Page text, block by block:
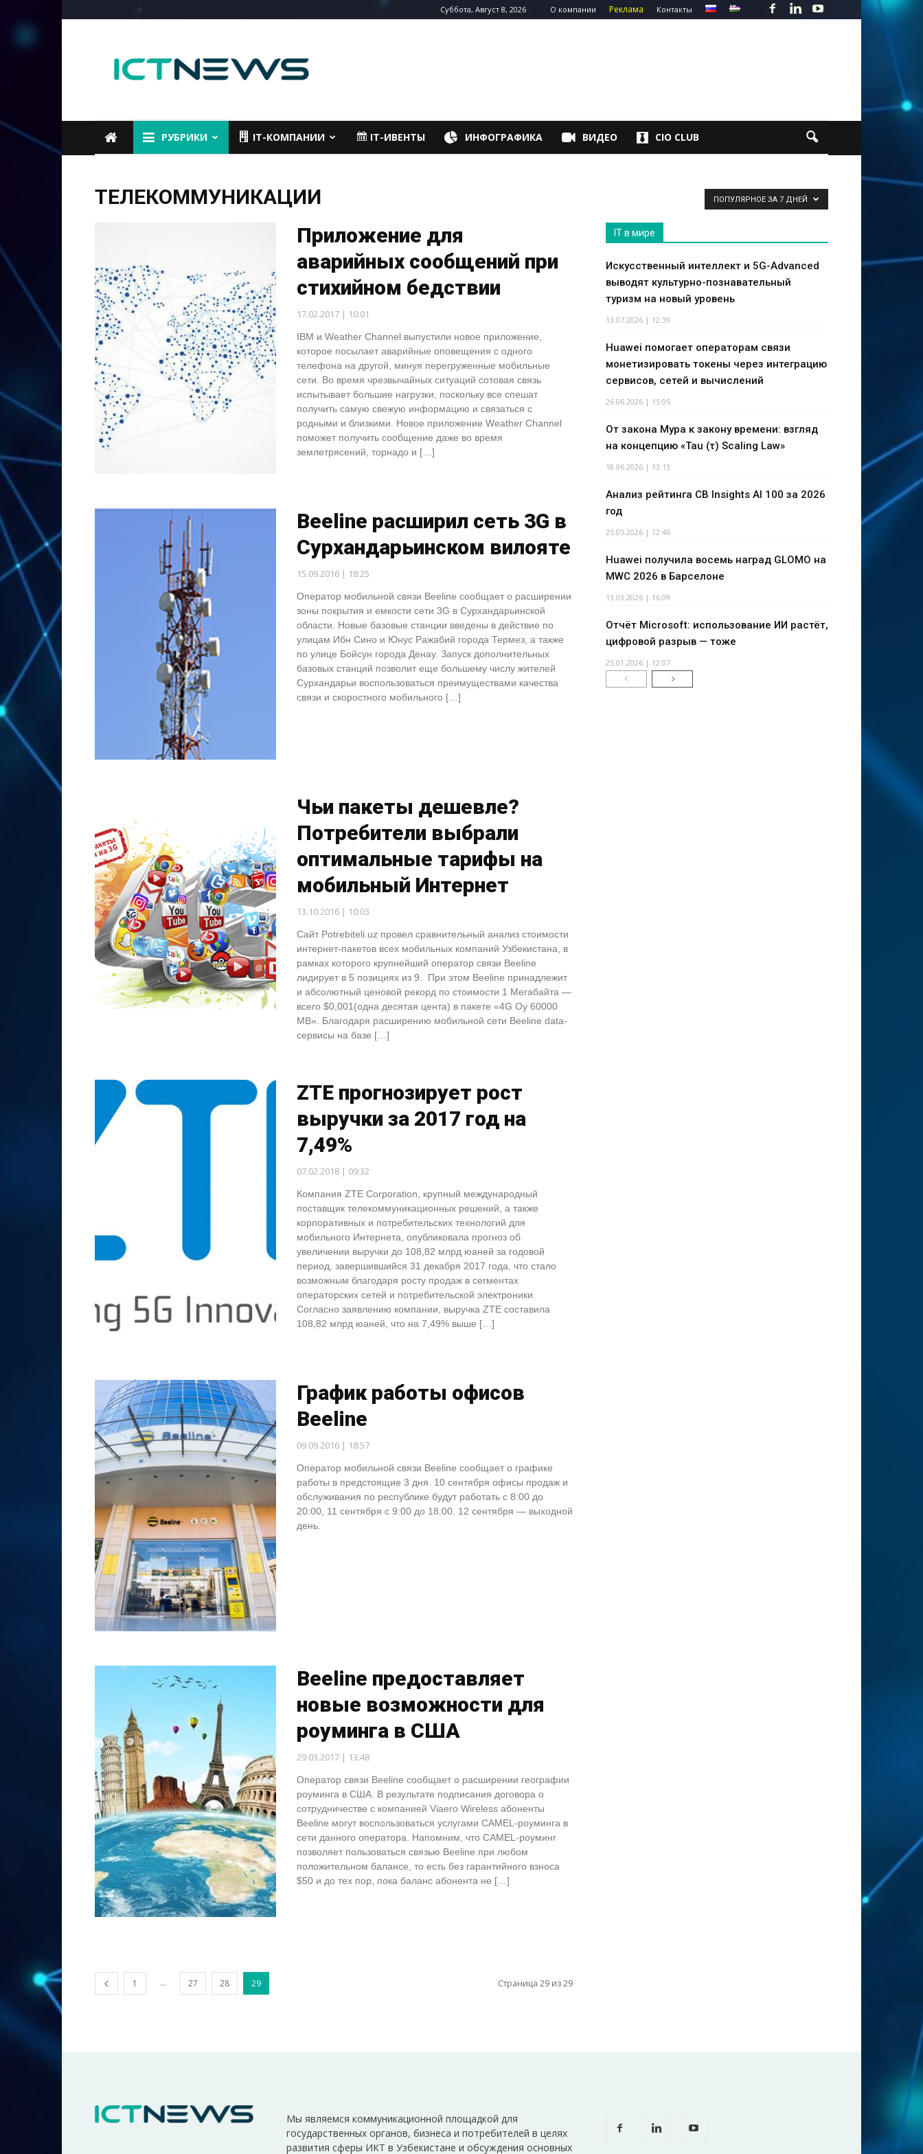
Суббота, Август 8, 2026 О компании Реклама Контакты
РУБРИКИ IT-КОМПАНИИ IT-ИВЕНТЫ ИНФОГРАФИКА ВИДЕО CIO CLUB
ТЕЛЕКОММУНИКАЦИИ ПОПУЛЯРНОЕ ЗА 7 ДНЕЙ
Приложение для
аварийных сообщений при
стихийном бедствии
17.02.2017 | 10:01
IBM и Weather Channel выпустили новое приложение,
которое посылает аварийные оповещения с одного
телефона на другой, минуя перегруженные мобильные
сети. Во время чрезвычайных ситуаций сотовая связь
испытывает большие нагрузки, поскольку все спешат
получить самую свежую информацию и связаться с
родными и близкими. Новое приложение Weather Channel
поможет получить сообщение даже во время
землетрясений, торнадо и […]
Beeline расширил сеть 3G в
Сурхандарьинском вилояте
15.09.2016 | 18:25
Оператор мобильной связи Beeline сообщает о расширении
зоны покрытия и емкости сети 3G в Сурхандарьинской
области. Новые базовые станции введены в действие по
улицам Ибн Сино и Юнус Ражабий города Термез, а также
по улице Бойсун города Денау. Запуск дополнительных
базовых станций позволит еще большему числу жителей
Сурхандарьи воспользоваться преимуществами качества
связи и скоростного мобильного […]
Чьи пакеты дешевле?
Потребители выбрали
оптимальные тарифы на
мобильный Интернет
13.10.2016 | 10:03
Сайт Potrebiteli.uz провел сравнительный анализ стоимости
интернет-пакетов всех мобильных компаний Узбекистана, в
рамках которого крупнейший оператор связи Beeline
лидирует в 5 позициях из 9. При этом Beeline принадлежит
и абсолютный ценовой рекорд по стоимости 1 Мегабайта —
всего $0,001(одна десятая цента) в пакете «4G Oy 60000
MB». Благодаря расширению мобильной сети Beeline data-
сервисы на базе […]
ZTE прогнозирует рост
выручки за 2017 год на
7,49%
07.02.2018 | 09:32
Компания ZTE Corporation, крупный международный
поставщик телекоммуникационных решений, а также
корпоративных и потребительских технологий для
мобильного Интернета, опубликовала прогноз об
увеличении выручки до 108,82 млрд юаней за годовой
период, завершившийся 31 декабря 2017 года, что стало
возможным благодаря росту продаж в сегментах
операторских сетей и потребительской электроники.
Согласно заявлению компании, выручка ZTE составила
108,82 млрд юаней, что на 7,49% выше […]
График работы офисов
Beeline
09.09.2016 | 18:57
Оператор мобильной связи Beeline сообщает о графике
работы в предстоящие 3 дня. 10 сентября офисы продаж и
обслуживания по республике будут работать с 8:00 до
20:00, 11 сентября с 9:00 до 18:00. 12 сентября — выходной
день.
Beeline предоставляет
новые возможности для
роуминга в США
29.03.2017 | 13:48
Оператор связи Beeline сообщает о расширении географии
роуминга в США. В результате подписания договора о
сотрудничестве с компанией Viaero Wireless абоненты
Beeline могут воспользоваться услугами CAMEL-роуминга в
сети данного оператора. Напомним, что CAMEL-роуминг
позволяет пользоваться связью Beeline при любом
положительном балансе, то есть без гарантийного взноса
$50 и до тех пор, пока баланс абонента не […]
1 ... 27 28 29 Страница 29 из 29
IT в мире
Искусственный интеллект и 5G-Advanced
выводят культурно-познавательный
туризм на новый уровень
13.07.2026 | 12:39
Huawei помогает операторам связи
монетизировать токены через интеграцию
сервисов, сетей и вычислений
26.06.2026 | 15:05
От закона Мура к закону времени: взгляд
на концепцию «Tau (τ) Scaling Law»
18.06.2026 | 13:13
Анализ рейтинга CB Insights AI 100 за 2026
год
25.05.2026 | 12:46
Huawei получила восемь наград GLOMO на
MWC 2026 в Барселоне
13.03.2026 | 16:09
Отчёт Microsoft: использование ИИ растёт,
цифровой разрыв — тоже
25.01.2026 | 12:07
Мы являемся коммуникационной площадкой для
государственных органов, бизнеса и потребителей в целях
развития сферы ИКТ в Узбекистане и обсуждения основных